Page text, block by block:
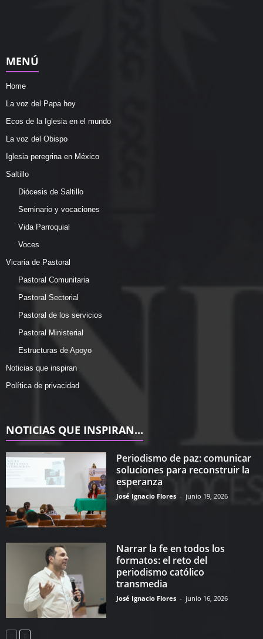
MENÚ
Home
La voz del Papa hoy
Ecos de la Iglesia en el mundo
La voz del Obispo
Iglesia peregrina en México
Saltillo
Diócesis de Saltillo
Seminario y vocaciones
Vida Parroquial
Voces
Vicaria de Pastoral
Pastoral Comunitaria
Pastoral Sectorial
Pastoral de los servicios
Pastoral Ministerial
Estructuras de Apoyo
Noticias que inspiran
Política de privacidad
NOTICIAS QUE INSPIRAN...
Periodismo de paz: comunicar
soluciones para reconstruir la
esperanza
José Ignacio Flores - junio 19, 2026
Narrar la fe en todos los
formatos: el reto del
periodismo católico
transmedia
José Ignacio Flores - junio 16, 2026